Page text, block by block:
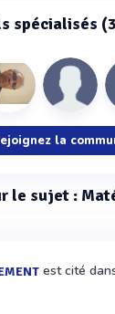
spécialisés
la
le sujet :
est cité